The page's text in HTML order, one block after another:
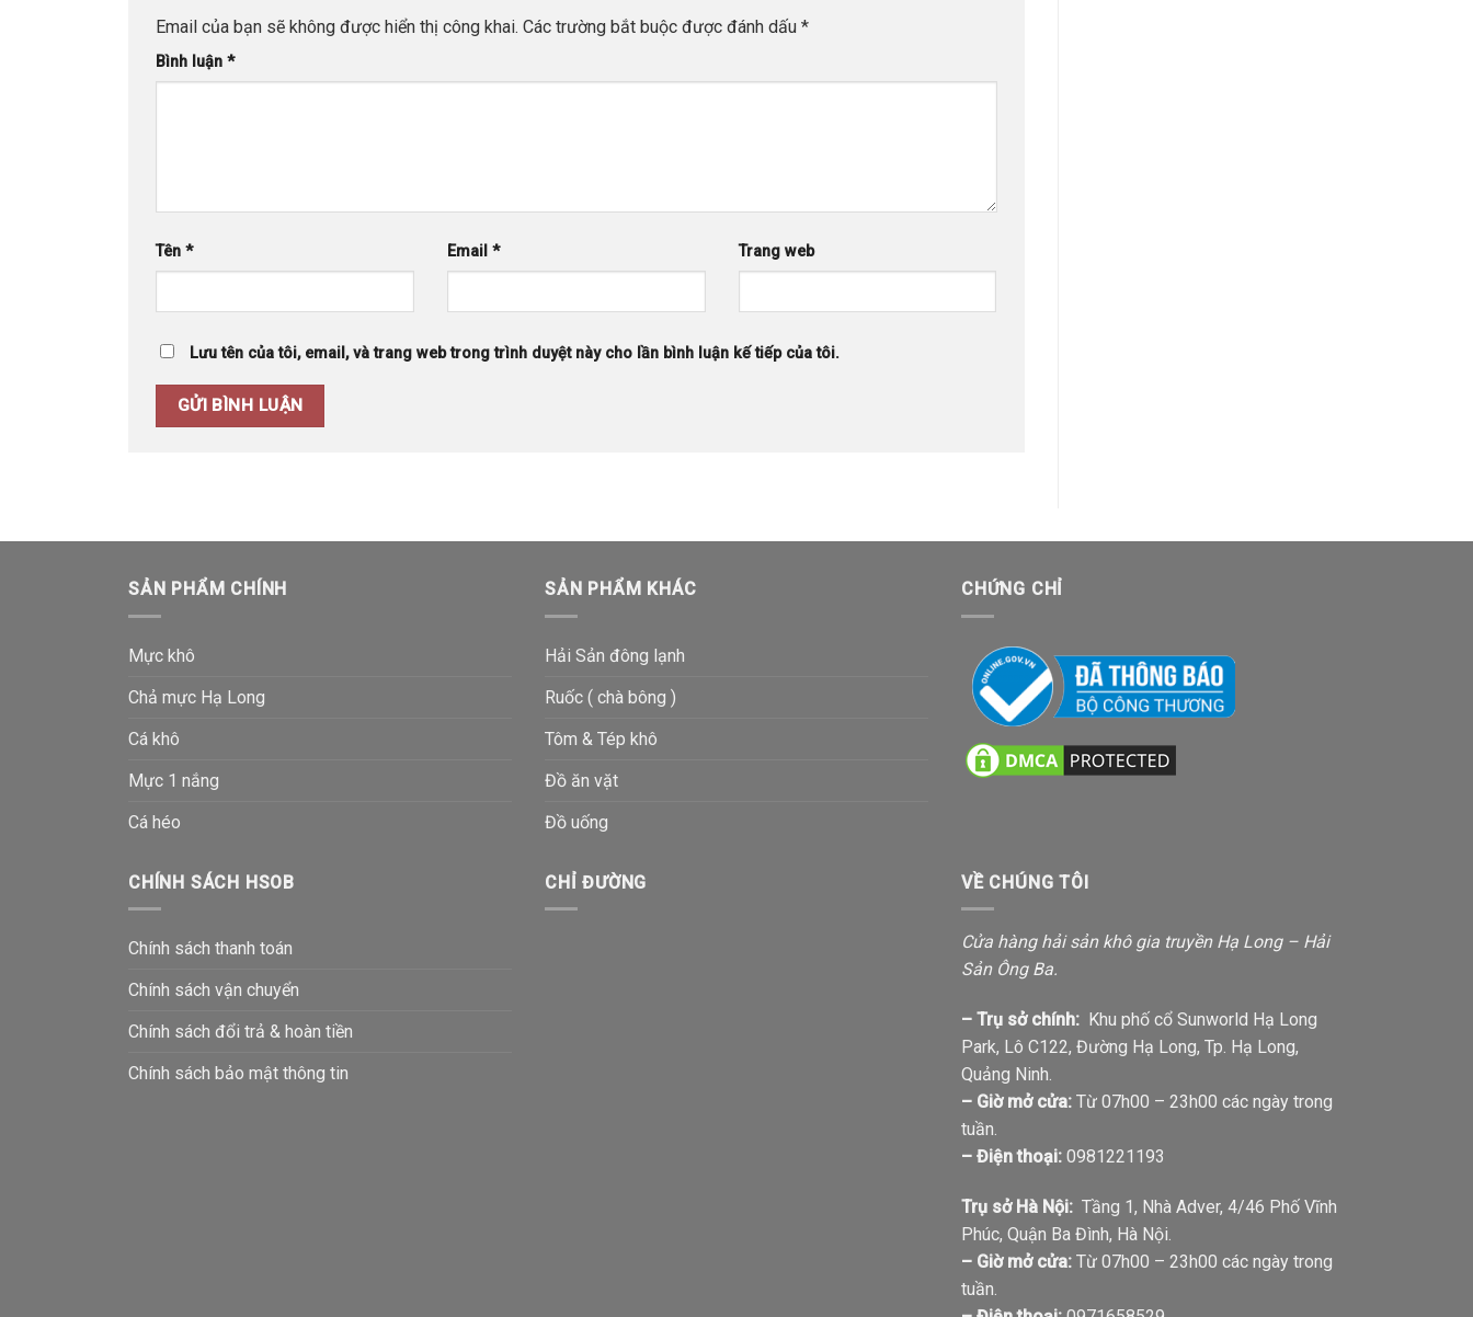
Email của bạn sẽ không được hiển thị công khai. Các trường bắt buộc được đánh dấu *
Bình luận *
Tên * Email * Trang web
Lưu tên của tôi, email, và trang web trong trình duyệt này cho lần bình luận kế tiếp của tôi.
SẢN PHẨM CHÍNH
Mực khô
Chả mực Hạ Long
Cá khô
Mực 1 nắng
Cá héo
SẢN PHẨM KHÁC
Hải Sản đông lạnh
Ruốc ( chà bông )
Tôm & Tép khô
Đồ ăn vặt
Đồ uống
CHỨNG CHỈ
CHÍNH SÁCH HSOB
Chính sách thanh toán
Chính sách vận chuyển
Chính sách đổi trả & hoàn tiền
Chính sách bảo mật thông tin
CHỈ ĐƯỜNG VỀ CHÚNG TÔI
Cửa hàng hải sản khô gia truyền Hạ Long – Hải
Sản Ông Ba.
– Trụ sở chính:Khu phố cổ Sunworld Hạ Long
Park, Lô C122, Đường Hạ Long, Tp. Hạ Long,
Quảng Ninh.
– Giờ mở cửa:Từ 07h00 – 23h00 các ngày trong
tuần.
– Điện thoại:0981221193
Trụ sở Hà Nội:Tầng 1, Nhà Adver, 4/46 Phố Vĩnh
Phúc, Quận Ba Đình, Hà Nội.
– Giờ mở cửa:Từ 07h00 – 23h00 các ngày trong
tuần.